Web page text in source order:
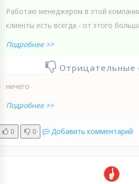
Работаю менеджером в этой
клиенты есть всегда - от этого
Подробнее >>
Отрицательные
ничего
Подробнее >>
0 0 Добавить комментарий